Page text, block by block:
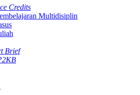
Credits
Multidisiplin
Brief